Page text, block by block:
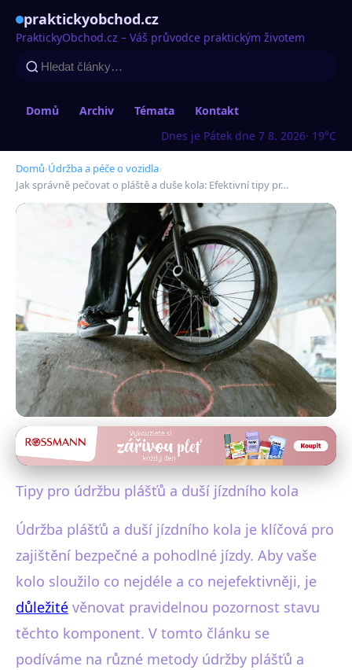
praktickyobchod.cz
PraktickyObchod.cz – Váš průvodce praktickým životem
Domů Archiv Témata
Kontakt
Dnes je Pátek dne 7 8. 2026· 19°C
Domů›Údržba a péče o vozidla›
Jak správně pečovat o pláště a duše kola: Efektivní tipy pr…
Údržba a péče o vozidla
Jak správně pečovat o pláště a
cyklisty
Tipy pro údržbu plášťů a duší jízdního kola
Údržba plášťů a duší jízdního kola je klíčová pro
zajištění bezpečné a pohodlné jízdy. Aby vaše
kolo sloužilo co nejdéle a co nejefektivněji, je
důležité věnovat pravidelnou pozornost stavu
těchto komponent. V tomto článku se
podíváme na různé metody údržby plášťů a